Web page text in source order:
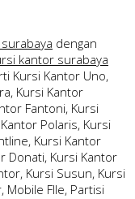
dengan
kantor surabaya
Kursi Kantor Uno,
Kursi Kantor
Fantoni, Kursi
Polaris, Kursi
Kursi Kantor
Donati, Kursi Kantor
Kursi Susun, Kursi
Mobile FIle, Partisi